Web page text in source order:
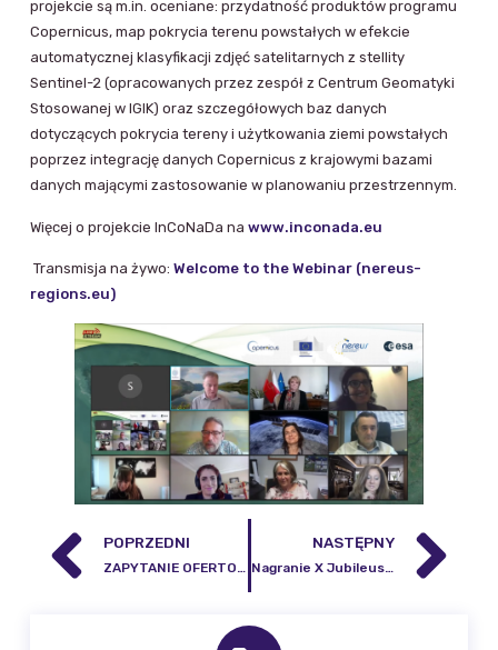
projekcie są m.in. oceniane: przydatność produktów programu
Copernicus, map pokrycia terenu powstałych w efekcie
automatycznej klasyfikacji zdjęć satelitarnych z stellity
Sentinel-2 (opracowanych przez zespół z Centrum Geomatyki
Stosowanej w IGIK) oraz szczegółowych baz danych
dotyczących pokrycia tereny i użytkowania ziemi powstałych
poprzez integrację danych Copernicus z krajowymi bazami
danych mającymi zastosowanie w planowaniu przestrzennym.
Więcej o projekcie InCoNaDa na www.inconada.eu
Transmisja na żywo: Welcome to the Webinar (nereus-
regions.eu)
POPRZEDNI
ZAPYTANIE OFERTOWE – Badanie sprawozdania finansowego za rok 2021 i rok 2022
NASTĘPNY
Nagranie X Jubileuszowego Seminarium – Badania zmian pola magnetycznego Ziemi w Instytucie Geodezji i Kartografii